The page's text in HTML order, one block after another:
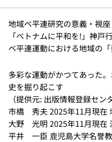
地域ベ平連研究の意義・視
「ベトナムに平和を!」神
ベ平連運動における地域の
多彩な運動がかつてあった
史を掘り起こす
（提供元: 出版情報登録セン
市橋　秀夫 2025年11月現在
大野　光明 2025年11月現
平井　一臣 鹿児島大学名誉